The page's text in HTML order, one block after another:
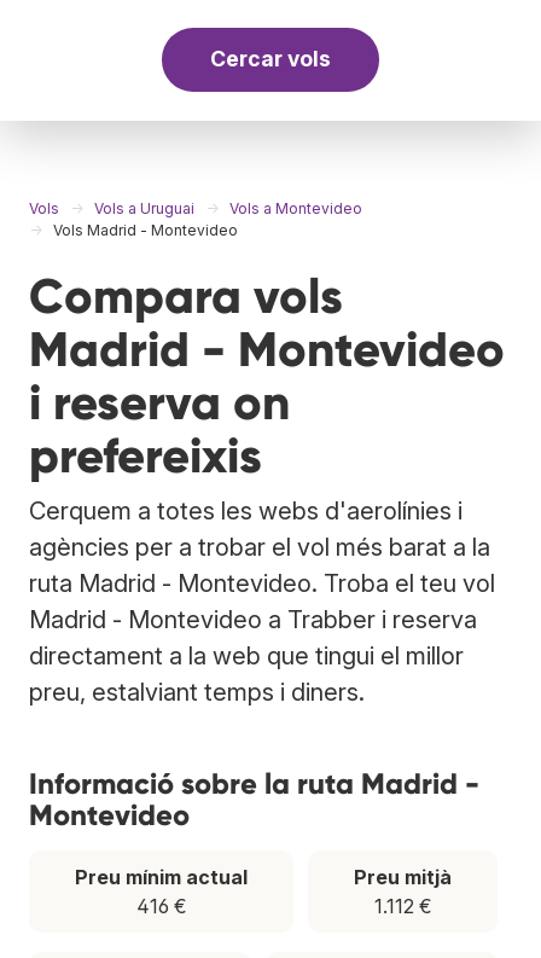
Cercar vols
Vols Vols a Uruguai
Vols a Montevideo
Vols Madrid - Montevideo
Compara vols
Madrid - Montevideo
i reserva on
prefereixis
Cerquem a totes les webs d'aerolínies i
agències per a trobar el vol més barat a la
ruta Madrid - Montevideo. Troba el teu vol
Madrid - Montevideo a Trabber i reserva
directament a la web que tingui el millor
preu, estalviant temps i diners.
Informació sobre la ruta Madrid -
Montevideo
Preu mínim actual
416 €
Preu mitjà
1.112 €